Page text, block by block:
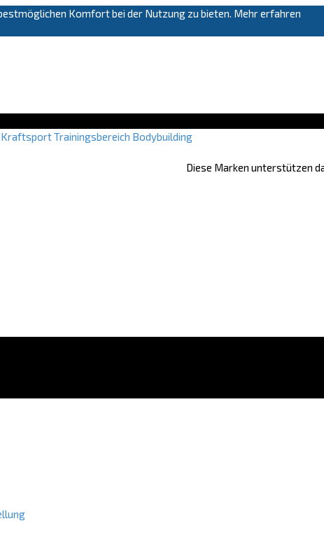
Komfort bei der Nutzung zu bieten. Mehr erfahren
KraftsportTrainingsbereich Bodybuilding
Diese Marken unterstützen